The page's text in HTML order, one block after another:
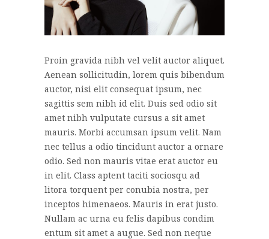
Proin gravida nibh vel velit auctor aliquet.
Aenean sollicitudin, lorem quis bibendum
auctor, nisi elit consequat ipsum, nec
sagittis sem nibh id elit. Duis sed odio sit
amet nibh vulputate cursus a sit amet
mauris. Morbi accumsan ipsum velit. Nam
nec tellus a odio tincidunt auctor a ornare
odio. Sed non mauris vitae erat auctor eu
in elit. Class aptent taciti sociosqu ad
litora torquent per conubia nostra, per
inceptos himenaeos. Mauris in erat justo.
Nullam ac urna eu felis dapibus condim
entum sit amet a augue. Sed non neque